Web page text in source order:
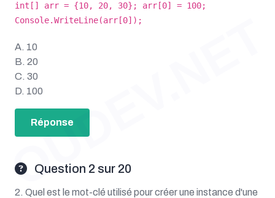
int[] arr = {10, 20, 30}; arr[0] = 100;
Console.WriteLine(arr[0]);
A. 10
B. 20
C. 30
D. 100
Réponse
Question 2 sur 20
2. Quel est le mot-clé utilisé pour créer une instance d'une
OUDEV.NET